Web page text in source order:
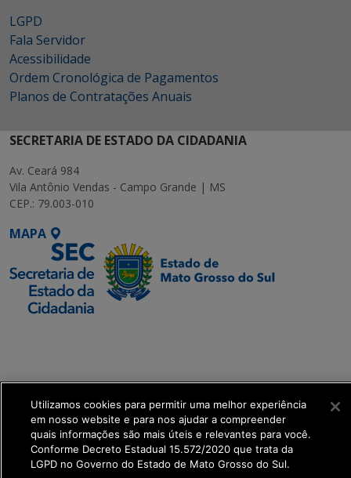
LGPD
Fala Servidor
Acessibilidade
Ordem Cronológica de Pagamentos
Planos de Contratações Anuais
SECRETARIA DE ESTADO DA CIDADANIA
Av. Ceará 984
Vila Antônio Vendas - Campo Grande | MS
CEP.: 79.003-010
MAPA
get_footer();
Utilizamos cookies para permitir uma melhor experiência
em nosso website e para nos ajudar a compreender
quais informações são mais úteis e relevantes para você.
Conforme Decreto Estadual 15.572/2020 que trata da
LGPD no Governo do Estado de Mato Grosso do Sul.